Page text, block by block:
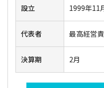
設立 1999年11
代表者 最高経営
決算期 2月